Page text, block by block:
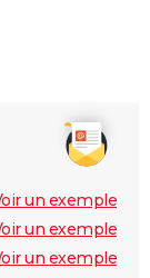
un exemple
un exemple
un exemple